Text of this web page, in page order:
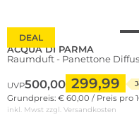
DEAL
ACQUA DI PARMA
Raumduft - Panettone
UVP500,00 299,99
Grundpreis: € 60,00 / Preis pro
inkl. Mwst zzgl. Versandkosten